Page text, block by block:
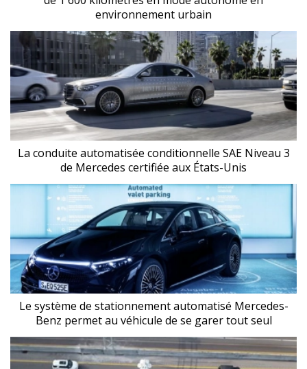
environnement urbain
La conduite automatisée conditionnelle SAE Niveau 3
de Mercedes certifiée aux États-Unis
Le système de stationnement automatisé Mercedes-
Benz permet au véhicule de se garer tout seul